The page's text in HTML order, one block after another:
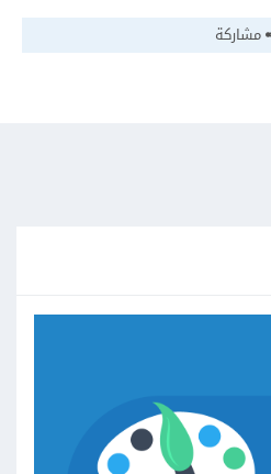
مشاركة